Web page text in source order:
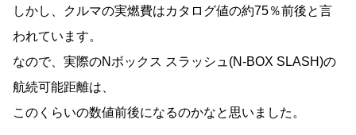
しかし、クルマの実燃費はカタログ値の約75％前後と言
われています。
なので、実際のNボックス スラッシュ(N-BOX SLASH)の
航続可能距離は、
このくらいの数値前後になるのかなと思いました。